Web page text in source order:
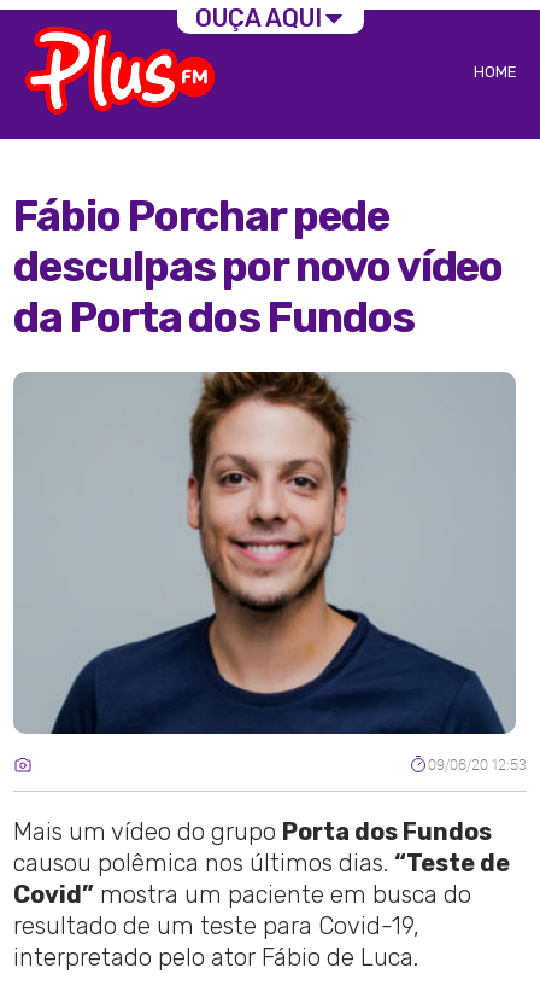
HOME
Fábio Porchar pede
desculpas por novo vídeo
da Porta dos Fundos
09/06/20 12:53
Mais um vídeo do grupo Porta dos Fundos
causou polêmica nos últimos dias.“Teste de
Covid” mostra um paciente em busca do
resultado de um teste para Covid-19,
interpretado pelo ator Fábio de Luca.
OUÇA AQUI